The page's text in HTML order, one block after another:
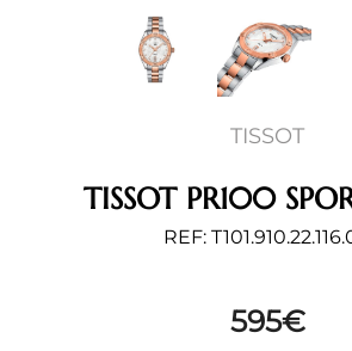
TISSOT
TISSOT PR100
REF:
595€